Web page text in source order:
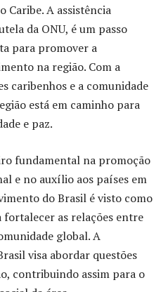
Caribe. A assistência
da ONU, é um passo
para promover a
na região. Com a
caribenhos e a comunidade
está em caminho para
e paz.
fundamental na promoção
e no auxílio aos países em
do Brasil é visto como
as relações entre
global. A
visa abordar questões
contribuindo assim para o